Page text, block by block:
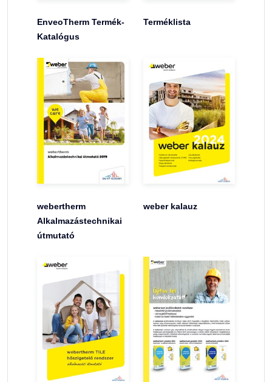
EnveoTherm Termék-
Katalógus
Terméklista
webertherm
Alkalmazástechnikai
útmutató
weber kalauz